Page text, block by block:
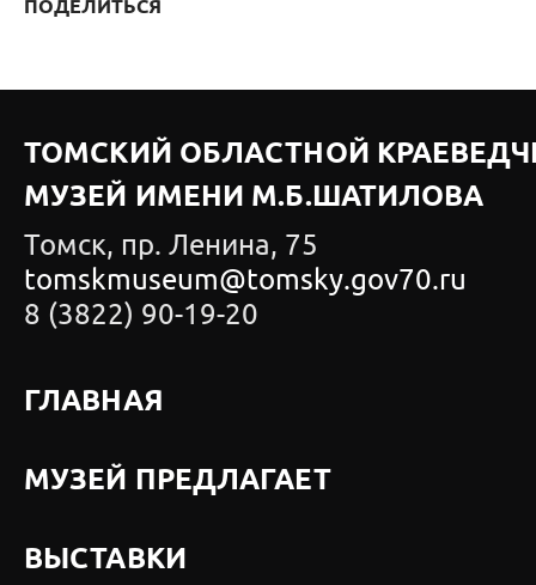
ПОДЕЛИТЬСЯ
ТОМСКИЙ ОБЛАСТНОЙ
МУЗЕЙ ИМЕНИ М.Б.ШАТИЛОВА
Томск, пр. Ленина, 75
tomskmuseum@tomsky.gov70.ru
8 (3822) 90-19-20
ГЛАВНАЯ
МУЗЕЙ ПРЕДЛАГАЕТ
ВЫСТАВКИ